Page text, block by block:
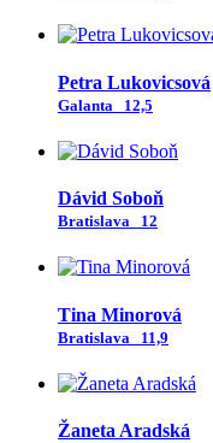
Petra Lukovicsová
Galanta 12,5
Dávid Soboň
Bratislava 12
Tina Minorová
Bratislava 11,9
Žaneta Aradská